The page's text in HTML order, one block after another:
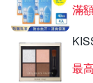
滿
最